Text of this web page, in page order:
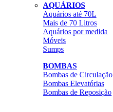
AQUÁRIOS
Aquários até 70L
Mais de 70 Litros
Aquários por medida
Móveis
Sumps
BOMBAS
Bombas de Circulação
Bombas Elevatórias
Bombas de Reposição